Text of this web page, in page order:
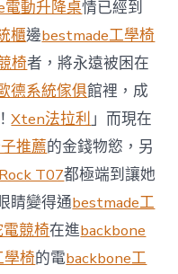
設
計
過
往
半
年
總
買
賣
額
近
60
億
元〉
中
電動升降桌情已經到
櫃邊bestmade工學椅
椅者，將永遠被困在
德系統傢俱館裡，成
Xten法拉利」而現在
推薦的金錢物慾，另
T07都極端到讓她
睛變得通bestmade工
電競椅在進backbone
椅的電backbone工